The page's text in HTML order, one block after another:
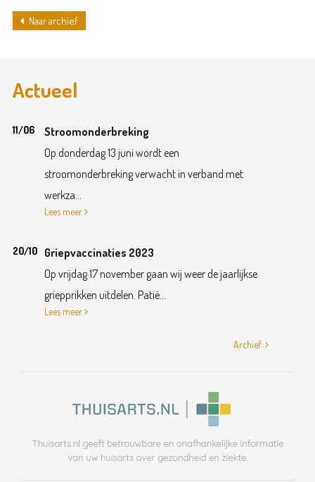
Naar archief
Actueel
11/06
Stroomonderbreking
Op donderdag 13 juni wordt een
stroomonderbreking verwacht in verband met
werkza...
Lees meer
20/10
Griepvaccinaties 2023
Op vrijdag 17 november gaan wij weer de jaarlijkse
griepprikken uitdelen. Patië...
Lees meer
Archief